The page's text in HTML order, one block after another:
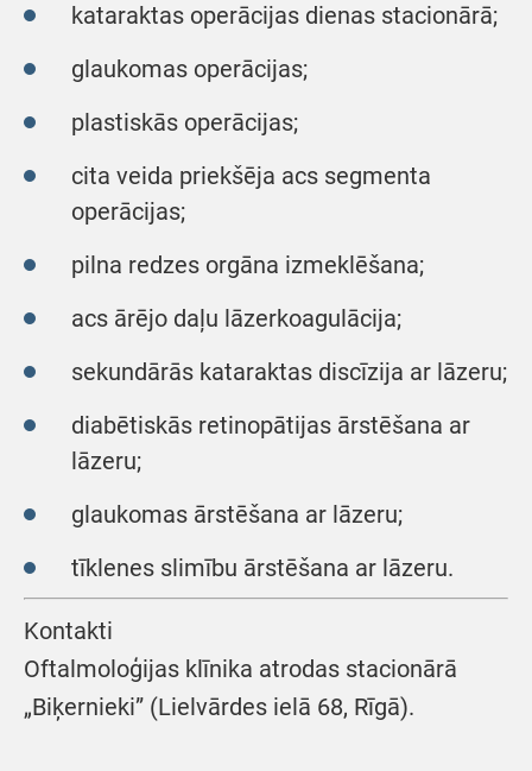
kataraktas operācijas dienas stacionārā;
glaukomas operācijas;
plastiskās operācijas;
cita veida priekšēja acs segmenta
operācijas;
pilna redzes orgāna izmeklēšana;
acs ārējo daļu lāzerkoagulācija;
sekundārās kataraktas discīzija ar lāzeru;
diabētiskās retinopātijas ārstēšana ar
lāzeru;
glaukomas ārstēšana ar lāzeru;
tīklenes slimību ārstēšana ar lāzeru.
Kontakti
Oftalmoloģijas klīnika atrodas stacionārā
„Biķernieki” (Lielvārdes ielā 68, Rīgā).